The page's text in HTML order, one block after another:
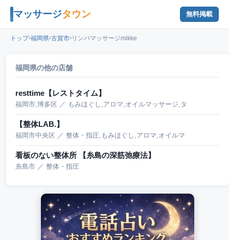
マッサージタウン 無料掲載
トップ›福岡県›古賀市› リンパマッサージmikke
福岡県の他の店舗
resttime【レストタイム】
福岡市,博多区 ／ もみほぐし,アロマ,オイルマッサージ,タ
【整体LAB.】
福岡市中央区 ／ 整体・指圧,もみほぐし,アロマ,オイルマ
看板のない整体所 【糸島の深筋弛療法】
糸島市 ／ 整体・指圧